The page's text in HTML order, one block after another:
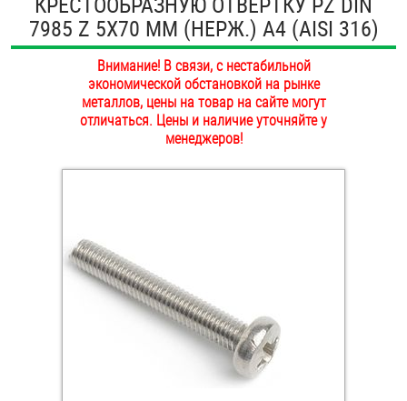
ОПЛАТА И ДОСТАВКА
НАШИ МАГАЗИНЫ
Втулки
Дюбели
Дюймовый крепёж
Инструмент
Крюки, кольца с метрической резьбой
Крюки, кольца с шурупной резьбой
7985 Z 5Х70 ММ (НЕРЖ.) A4 (AISI 316)
Внимание! В связи, с нестабильной
экономической обстановкой на рынке
металлов, цены на товар на сайте могут
отличаться. Цены и наличие уточняйте у
менеджеров!